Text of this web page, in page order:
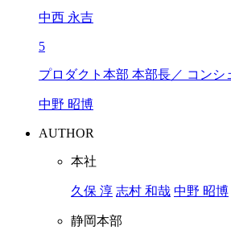
中西 永吉
5
プロダクト本部 本部長／ コンシ
中野 昭博
AUTHOR
本社
久保 淳 志村 和哉 中野 昭博
静岡本部